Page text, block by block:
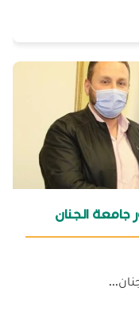
الجنان